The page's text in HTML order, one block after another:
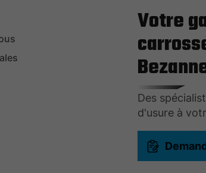
Votre
Des
d'usure à